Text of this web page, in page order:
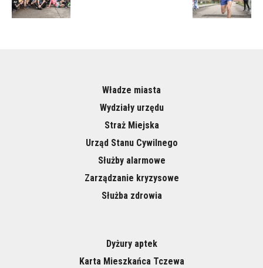
Władze miasta
Wydziały urzędu
Straż Miejska
Urząd Stanu Cywilnego
Służby alarmowe
Zarządzanie kryzysowe
Służba zdrowia
Dyżury aptek
Karta Mieszkańca Tczewa